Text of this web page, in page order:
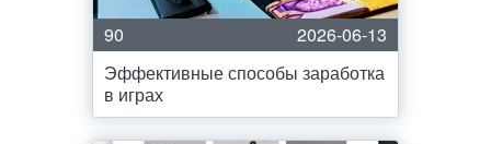
90
2026-06-13
Эффективные способы заработка
в играх